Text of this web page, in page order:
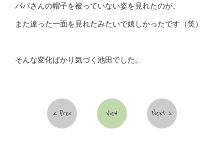
パパさんの帽子を被っていない姿を見れたのが、
また違った一面を見れたみたいで嬉しかったです（笑）
そんな変化ばかり気づく池田でした。
Prev View Next